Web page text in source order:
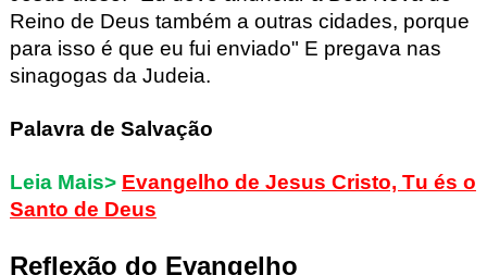
Reino de Deus também a outras cidades, porque
para isso é que eu fui enviado" E pregava nas
sinagogas da Judeia.
Palavra de Salvação
Leia Mais> Evangelho de Jesus Cristo, Tu és o
Santo de Deus
Reflexão do Evangelho